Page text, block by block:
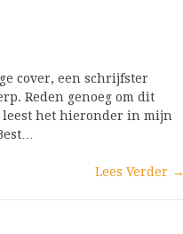
cover, een schrijfster
Reden genoeg om dit
leest het hieronder in mijn
Lees Verder →